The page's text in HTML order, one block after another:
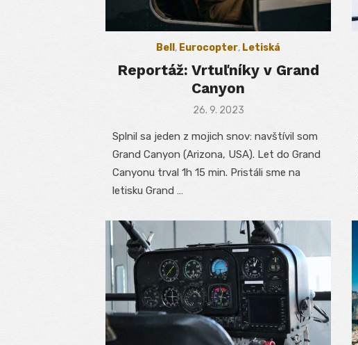
Bell , Eurocopter, Letiská
Reportáž: Vrtuľníky v Grand
Canyon
Posted
26. 9. 2023
Splnil sa jeden z mojich snov: navštívil som
Grand Canyon (Arizona, USA). Let do Grand
Canyonu trval 1h 15 min. Pristáli sme na
letisku Grand …